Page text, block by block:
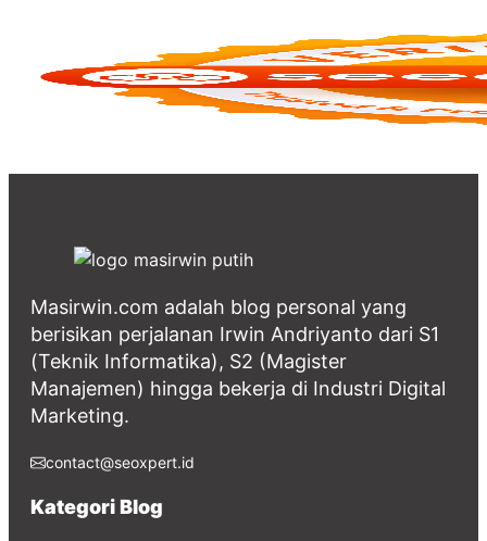
Masirwin.com adalah blog personal yang
berisikan perjalanan Irwin Andriyanto dari S1
(Teknik Informatika), S2 (Magister
Manajemen) hingga bekerja di Industri Digital
Marketing.
contact@seoxpert.id
Kategori Blog